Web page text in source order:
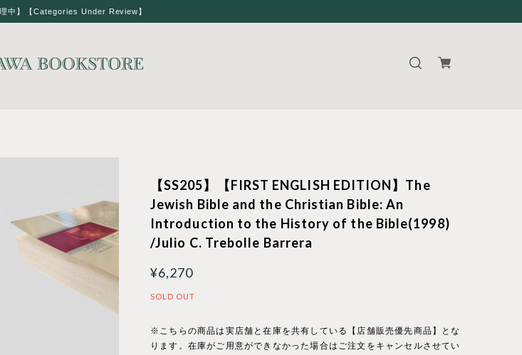
理中】【Categories Under Review】
【SS205】【FIRST ENGLISH EDITION】The
Jewish Bible and the Christian Bible: An
Introduction to the History of the Bible(1998)
/Julio C. Trebolle Barrera
¥6,270
SOLD OUT
※こちらの商品は実店舗と在庫を共有している【店舗販売優先商品】とな
ります。在庫がご用意ができなかった場合はご注文をキャンセルさせてい